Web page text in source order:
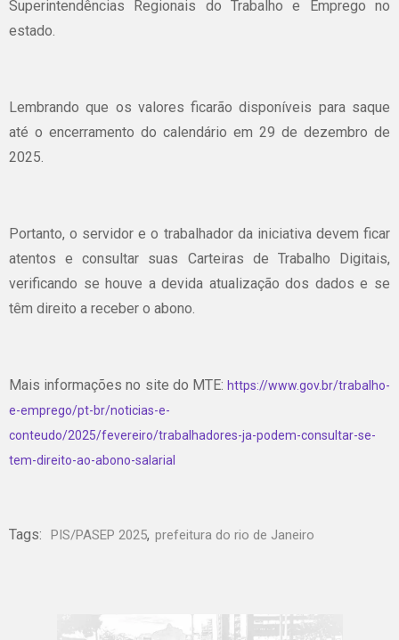
Superintendências Regionais do Trabalho e Emprego no
estado.
Lembrando que os valores ficarão disponíveis para saque
até o encerramento do calendário em 29 de dezembro de
2025.
Portanto, o servidor e o trabalhador da iniciativa devem ficar
atentos e consultar suas Carteiras de Trabalho Digitais,
verificando se houve a devida atualização dos dados e se
têm direito a receber o abono.
Mais informações no site do MTE: https://www.gov.br/trabalho-
e-emprego/pt-br/noticias-e-
conteudo/2025/fevereiro/trabalhadores-ja-podem-consultar-se-
tem-direito-ao-abono-salarial
Tags: PIS/PASEP 2025, prefeitura do rio de Janeiro